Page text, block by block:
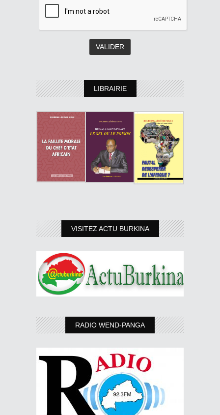
LIBRAIRIE
VISITEZ ACTU BURKINA
RADIO WEND-PANGA